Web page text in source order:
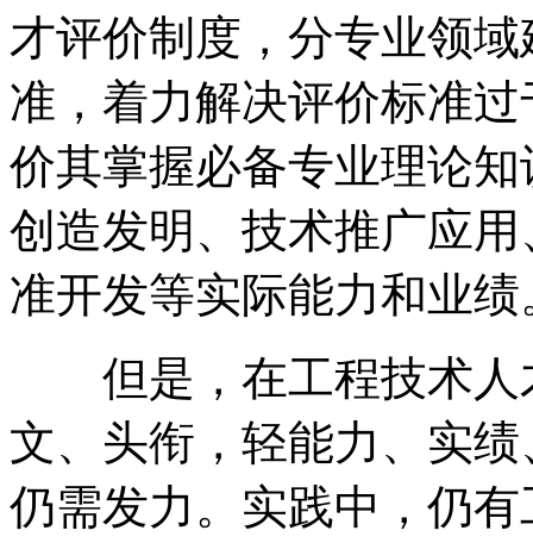
才评价制度，分专业领
准，着力解决评价标准
价其掌握必备专业理论
创造发明、技术推广应
准开发等实际能力和业绩
但是，在工程技术人
文、头衔，轻能力、实
仍需发力。实践中，仍